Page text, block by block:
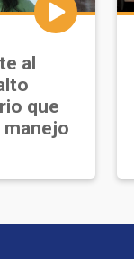
al
que
manejo